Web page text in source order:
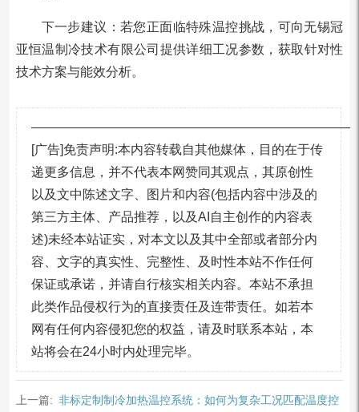
下一步建议：若您正面临特殊温控挑战，可向无锡冠
亚恒温制冷技术有限公司提供详细工况参数，获取针对性
技术方案与能效分析。
[广告]免责声明:本内容转载自其他媒体，目的在于传
递更多信息，并不代表本网赞同其观点，其原创性
以及文中陈述文字、图片和内容(包括内容中涉及的
第三方主体、产品推荐，以及AI自主创作的内容表
述)未经本站证实，对本文以及其中全部或者部分内
容、文字的真实性、完整性、及时性本站不作任何
保证或承诺，并请自行核实相关内容。本站不承担
此类作品侵权行为的直接责任及连带责任。如若本
网有任何内容侵犯您的权益，请及时联系本站，本
站将会在24小时内处理完毕。
上一篇: 非标定制制冷加热温控系统：如何为复杂工况匹配温度控